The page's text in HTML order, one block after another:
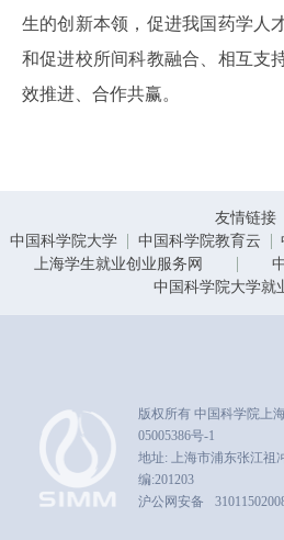
生的创新本领，促进我国药学人
和促进校所间科教融合、相互支
效推进、合作共赢。
友情链接
中国科学院大学
中国科学院教育云
上海学生就业创业服务网
中国科学院大学就
版权所有 中国科学院上
05005386号-1
地址: 上海市浦东张江祖
编:201203
沪公网安备